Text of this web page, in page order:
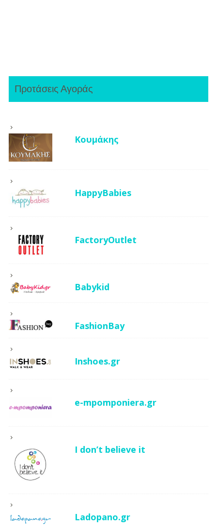
Προτάσεις Αγοράς
Κουμάκης
HappyBabies
FactoryOutlet
Babykid
FashionBay
Inshoes.gr
e-mpomponiera.gr
I don’t believe it
Ladopano.gr